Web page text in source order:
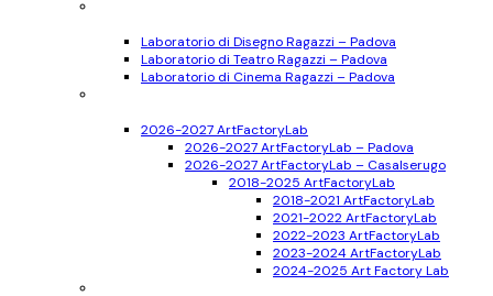
Laboratorio di Disegno Ragazzi – Padova
Laboratorio di Teatro Ragazzi – Padova
Laboratorio di Cinema Ragazzi – Padova
2026-2027 ArtFactoryLab
2026-2027 ArtFactoryLab – Padova
2026-2027 ArtFactoryLab – Casalserugo
2018-2025 ArtFactoryLab
2018-2021 ArtFactoryLab
2021-2022 ArtFactoryLab
2022-2023 ArtFactoryLab
2023-2024 ArtFactoryLab
2024-2025 Art Factory Lab